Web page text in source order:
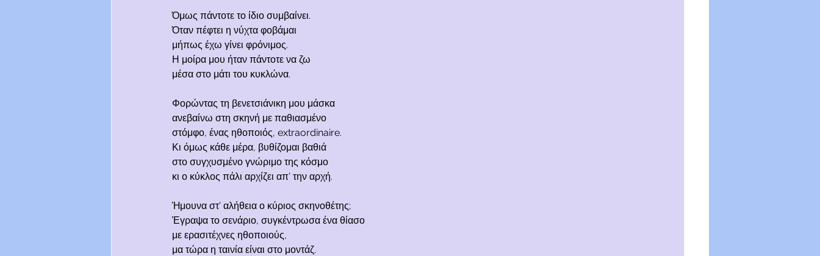
Όμως πάντοτε το ίδιο συμβαίνει.
Όταν πέφτει η νύχτα φοβάμαι
μήπως έχω γίνει φρόνιμος.
Η μοίρα μου ήταν πάντοτε να ζω
μέσα στο μάτι του κυκλώνα.
Φορώντας τη βενετσιάνικη μου μάσκα
ανεβαίνω στη σκηνή με παθιασμένο
στόμφο, ένας ηθοποιός, extraordinaire.
Κι όμως κάθε μέρα, βυθίζομαι βαθιά
στο συγχυσμένο γνώριμο της κόσμο
κι ο κύκλος πάλι αρχίζει απ’ την αρχή.
Ήμουνα στ’ αλήθεια ο κύριος σκηνοθέτης;
Έγραψα το σενάριο, συγκέντρωσα ένα θίασο
με ερασιτέχνες ηθοποιούς,
μα τώρα η ταινία είναι στο μοντάζ.